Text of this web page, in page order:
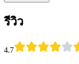
รีวิว
4.7